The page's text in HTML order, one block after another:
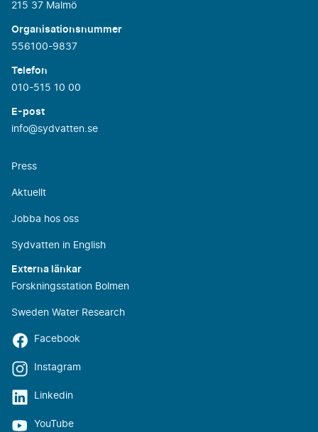
215 37 Malmö
Organisationsnummer
556100-9837
Telefon
010-515 10 00
E-post
info@sydvatten.se
Press
Aktuellt
Jobba hos oss
Sydvatten in English
Externa länkar
Forskningsstation Bolmen
Sweden Water Research
Facebook
Instagram
Linkedin
YouTube